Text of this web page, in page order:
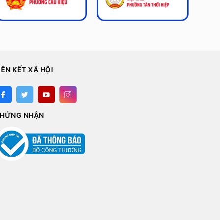
KẾT XÃ HỘI
NHẬN